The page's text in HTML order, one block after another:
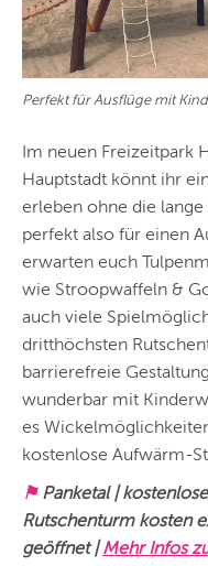
Perfekt für Ausflüge mit
Im neuen Freizeitpark
Hauptstadt könnt ihr
erleben ohne die
perfekt also für einen
erwarten euch
wie Stroopwaffeln &
auch viele
dritthöchsten
barrierefreie
wunderbar mit
es
kostenlose Aufwärm-
⚑ Panketal |
Rutschenturm kosten
geöffnet |Mehr Infos